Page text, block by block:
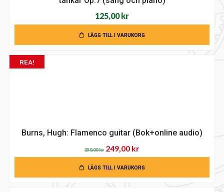
125,00kr
LÄGG TILL I VARUKORG
REA!
Burns, Hugh: Flamenco guitar (Bok+online audio)
350,00kr Det
ursprungliga
priset
249,00 krDet
nuvarande
priset
LÄGG TILL I VARUKORG